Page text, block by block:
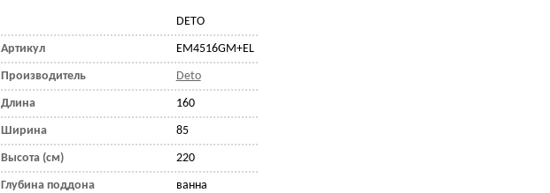
DETO
Артикул EM4516GM+EL
Производитель Deto
Длина 160
Ширина 85
Высота (см) 220
Глубина поддона ванна